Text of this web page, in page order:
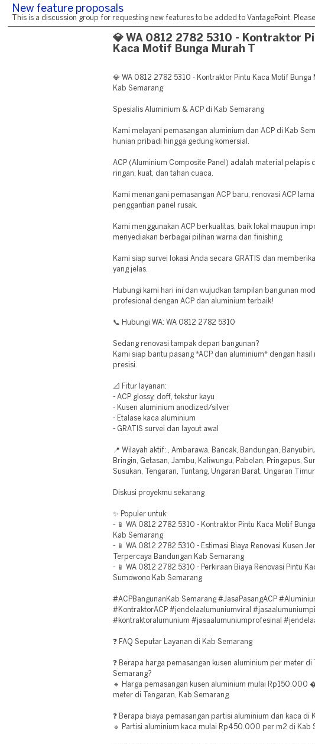
New feature proposals
This is a discussion group for requesting new features to be added to VantagePoint.
💎 WA 0812 2782 5310 - Kontraktor
Kaca Motif Bunga Murah T
💎 WA 0812 2782 5310 - Kontraktor Pintu Kaca Motif Bunga
Kab Semarang
Spesialis Aluminium & ACP di Kab Semarang
Kami melayani pemasangan aluminium dan ACP di Kab
hunian pribadi hingga gedung komersial.
ACP (Aluminium Composite Panel) adalah material pelapis
ringan, kuat, dan tahan cuaca.
Kami menangani pemasangan ACP baru, renovasi ACP
penggantian panel rusak.
Kami menggunakan ACP berkualitas, baik lokal maupun
menyediakan berbagai pilihan warna dan finishing.
Kami siap survei lokasi Anda secara GRATIS dan
yang jelas.
Hubungi kami hari ini dan wujudkan tampilan bangunan
profesional dengan ACP dan aluminium terbaik!
📞 Hubungi WA: WA 0812 2782 5310
Sedang renovasi tampak depan bangunan?
Kami siap bantu pasang *ACP dan aluminium* dengan hasil
presisi.
📐 Fitur layanan:
- ACP glossy, doff, tekstur kayu
- Kusen aluminium anodized/silver
- Etalase kaca aluminium
- GRATIS survei dan layout awal
📍 Wilayah aktif: , Ambarawa, Bancak, Bandungan,
Bringin, Getasan, Jambu, Kaliwungu, Pabelan, Pringapus,
Susukan, Tengaran, Tuntang, Ungaran Barat, Ungaran
Diskusi proyekmu sekarang
✨ Populer untuk:
- 📱 WA 0812 2782 5310 - Kontraktor Pintu Kaca Motif
Kab Semarang
- 📱 WA 0812 2782 5310 - Estimasi Biaya Renovasi Kusen
Terpercaya Bandungan Kab Semarang
- 📱 WA 0812 2782 5310 - Perkiraan Biaya Renovasi Pintu
Sumowono Kab Semarang
#ACPBangunanKab Semarang #JasaPasangACP
#KontraktorACP #jendelaalumuniumviral
#kontraktoralumunium #jasaalumuniumprofesinal
❓ FAQ Seputar Layanan di Kab Semarang
❓ Berapa harga pemasangan kusen aluminium per meter di
Semarang?
🔹 Harga pemasangan kusen aluminium mulai
meter di Tengaran, Kab Semarang.
❓ Berapa biaya pemasangan partisi aluminium dan kaca di
🔹 Partisi aluminium kaca mulai Rp450.000 per m2 di Kab